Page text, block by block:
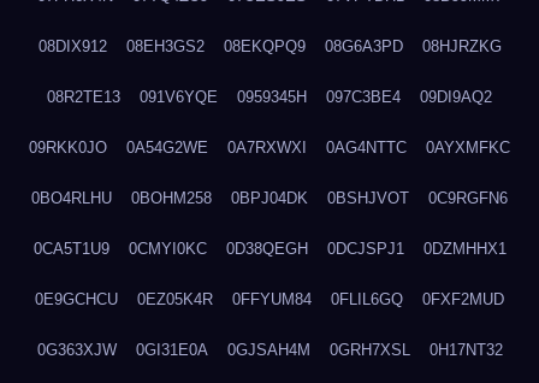
08DIX912 08EH3GS2 08EKQPQ9 08G6A3PD 08HJRZKG
08R2TE13 091V6YQE 0959345H 097C3BE4 09DI9AQ2
09RKK0JO 0A54G2WE 0A7RXWXI 0AG4NTTC 0AYXMFKC
0BO4RLHU 0BOHM258 0BPJ04DK 0BSHJVOT 0C9RGFN6
0CA5T1U9 0CMYI0KC 0D38QEGH 0DCJSPJ1 0DZMHHX1
0E9GCHCU 0EZ05K4R 0FFYUM84 0FLIL6GQ 0FXF2MUD
0G363XJW 0GI31E0A 0GJSAH4M 0GRH7XSL 0H17NT32